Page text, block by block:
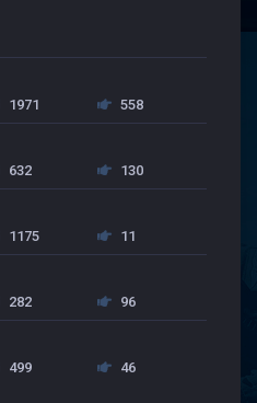
1971 558
632 130
1175 11
282 96
499 46